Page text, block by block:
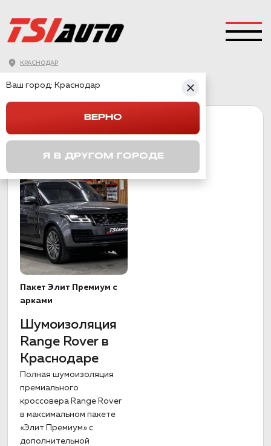
КРАСНОДАР
Пакет Элит Премиум с
арками
Шумоизоляция
Range Rover в
Краснодаре
Полная шумоизоляция
премиального
кроссовера Range Rover
в максимальном пакете
«Элит Премиум» с
дополнительной
Ваш город: Краснодар
ВЕРНО
Я В ДРУГОМ ГОРОДЕ